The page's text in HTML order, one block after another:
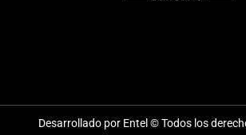
Desarrollado por Entel © Todos los